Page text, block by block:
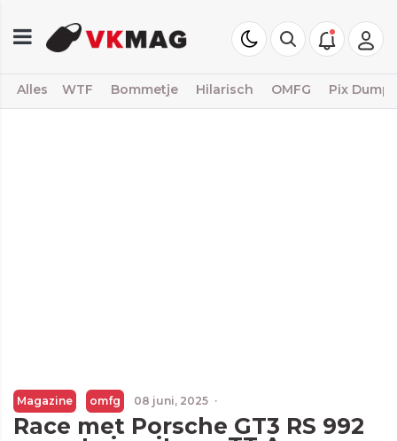
Alles WTF Bommetje Hilarisch OMFG Pix Dump
Magazine omfg 08 juni, 2025 ·
Race met Porsche GT3 RS 992